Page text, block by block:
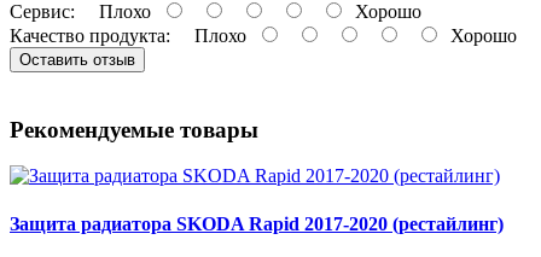
Сервис: Плохо
Хорошо
Качество продукта:
Плохо Хорошо
Оставить отзыв
Рекомендуемые товары
Защита радиатора SKODA Rapid 2017-2020 (рестайлинг)